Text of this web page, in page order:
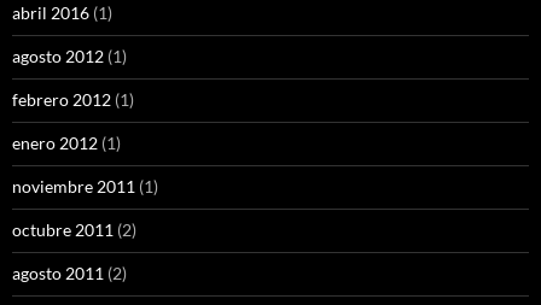
abril 2016 (1)
agosto 2012 (1)
febrero 2012 (1)
enero 2012 (1)
noviembre 2011 (1)
octubre 2011 (2)
agosto 2011 (2)